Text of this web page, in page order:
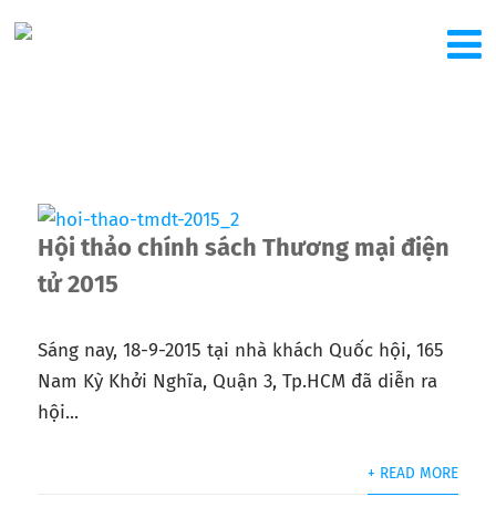
Hội thảo chính sách Thương mại điện
tử 2015
Sáng nay, 18-9-2015 tại nhà khách Quốc hội, 165
Nam Kỳ Khởi Nghĩa, Quận 3, Tp.HCM đã diễn ra
hội...
+ READ MORE